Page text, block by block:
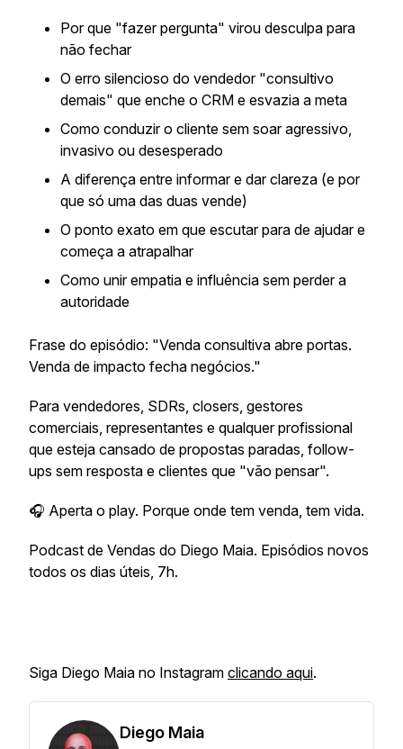
Por que "fazer pergunta" virou desculpa para
não fechar
O erro silencioso do vendedor "consultivo
demais" que enche o CRM e esvazia a meta
Como conduzir o cliente sem soar agressivo,
invasivo ou desesperado
A diferença entre informar e dar clareza (e por
que só uma das duas vende)
O ponto exato em que escutar para de ajudar e
começa a atrapalhar
Como unir empatia e influência sem perder a
autoridade
Frase do episódio: "Venda consultiva abre portas.
Venda de impacto fecha negócios."
Para vendedores, SDRs, closers, gestores
comerciais, representantes e qualquer profissional
que esteja cansado de propostas paradas, follow-
ups sem resposta e clientes que "vão pensar".
🎧 Aperta o play. Porque onde tem venda, tem vida.
Podcast de Vendas do Diego Maia. Episódios novos
todos os dias úteis, 7h.
Siga Diego Maia no Instagram clicando aqui.
Diego Maia